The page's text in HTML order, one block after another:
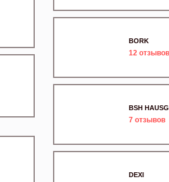
BORK
12 отзывов
BSH
7 отзывов
DEXI